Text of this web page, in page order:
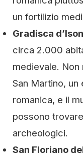
un fortilizio
Gradisca
circa 2.000
medievale. Non
San Martino,
romanica, e il
possono
archeologici.
San Floriano